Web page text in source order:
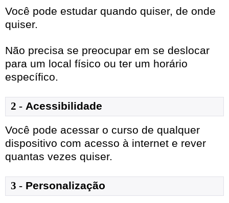
Você pode estudar quando quiser, de onde
quiser.
Não precisa se preocupar em se deslocar
para um local físico ou ter um horário
específico.
2 - Acessibilidade
Você pode acessar o curso de qualquer
dispositivo com acesso à internet e rever
quantas vezes quiser.
3 - Personalização